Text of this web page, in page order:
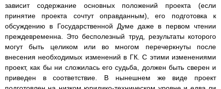
зависит содержание основных положений проекта (если
принятие проекта сочтут оправданным), его подготовка к
обсуждению в Государственной Думе даже в первом чтении
преждевременна. Это бесполезный труд, результаты которого
могут быть целиком или во многом перечеркнуты после
внесения необходимых изменений в ГК. С этими изменениями
проект, как бы ни сложилась его судьба, должен быть сверен и
приведен в соответствие. В нынешнем же виде проект